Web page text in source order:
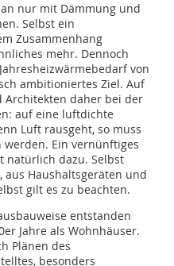
nur mit Dämmung und
Selbst ein
Zusammenhang
mehr. Dennoch
von
ambitioniertes Ziel. Auf
Architekten daher bei der
auf eine luftdichte
Luft rausgeht, so muss
Ein vernünftiges
natürlich dazu. Selbst
aus Haushaltsgeräten und
gilt es zu beachten.
entstanden
Jahre als Wohnhäuser.
Plänen des
besonders